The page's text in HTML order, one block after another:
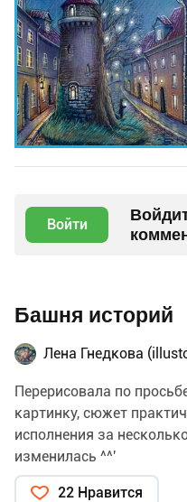
Войти
Башня историй
Лена Гнедкова
Перерисовала по
картинку, сюжет
исполнения за
изменилась ^^'
22 Нравится